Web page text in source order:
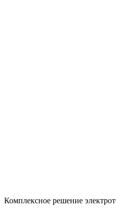
Комплексное решение